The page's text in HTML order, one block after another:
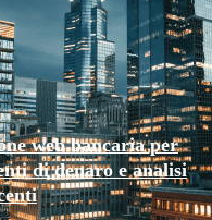
web bancaria per
di denaro e analisi